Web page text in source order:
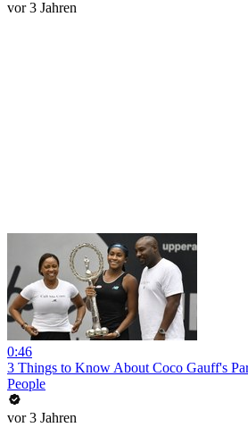
vor 3 Jahren
0:46
3 Things to Know About Coco Gauff's
People
vor 3 Jahren